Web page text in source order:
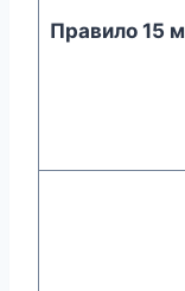
Правило 15